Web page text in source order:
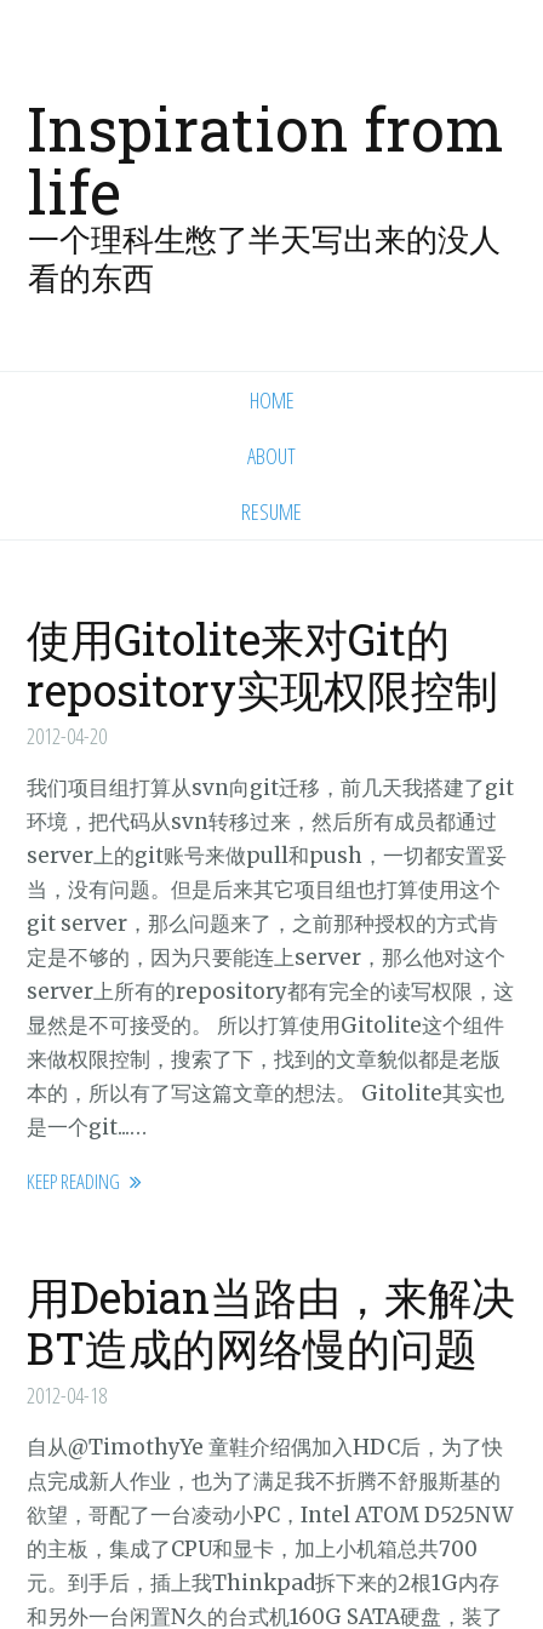
Inspiration from
life
一个理科生憋了半天写出来的没人
看的东西
HOME
ABOUT
RESUME
使用Gitolite来对Git的
repository实现权限控制
2012-04-20
我们项目组打算从svn向git迁移，前几天我搭建了git
环境，把代码从svn转移过来，然后所有成员都通过
server上的git账号来做pull和push，一切都安置妥
当，没有问题。但是后来其它项目组也打算使用这个
git server，那么问题来了，之前那种授权的方式肯
定是不够的，因为只要能连上server，那么他对这个
server上所有的repository都有完全的读写权限，这
显然是不可接受的。 所以打算使用Gitolite这个组件
来做权限控制，搜索了下，找到的文章貌似都是老版
本的，所以有了写这篇文章的想法。 Gitolite其实也
是一个git...…
KEEP READING
用Debian当路由，来解决
BT造成的网络慢的问题
2012-04-18
自从@TimothyYe 童鞋介绍偶加入HDC后，为了快
点完成新人作业，也为了满足我不折腾不舒服斯基的
欲望，哥配了一台凌动小PC，Intel ATOM D525NW
的主板，集成了CPU和显卡，加上小机箱总共700
元。到手后，插上我Thinkpad拆下来的2根1G内存
和另外一台闲置N久的台式机160G SATA硬盘，装了